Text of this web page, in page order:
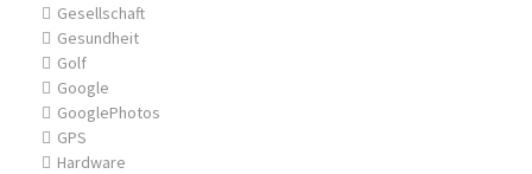
Gesellschaft
Gesundheit
Golf
Google
GooglePhotos
GPS
Hardware